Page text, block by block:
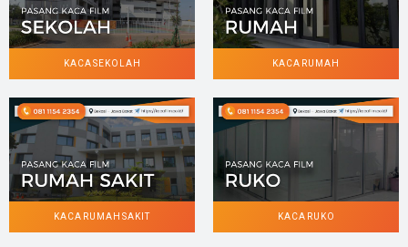
KACA SEKOLAH KACA RUMAH
KACA RUMAH SAKIT KACA RUKO